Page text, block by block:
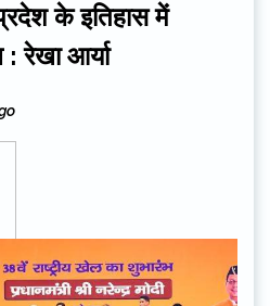
के इतिहास में
रेखा आर्या